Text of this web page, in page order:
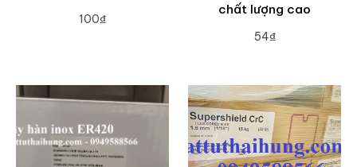
100₫
chất lượng cao
54₫